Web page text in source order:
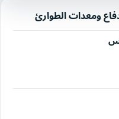
ومعدات الطوارئ